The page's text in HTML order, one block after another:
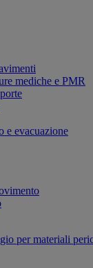
mediche e PMR
e evacuazione
per materiali